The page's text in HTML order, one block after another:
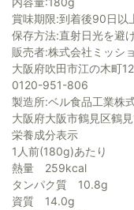
賞味期限:到着後90日以
保存方法:直射日光を避
販売者:株式会社ミッシ
大阪府吹田市江の木町
0120-951-806
製造所:ベル食品工業株
大阪府大阪市鶴見区鶴
栄養成分表示
1人前(180g)あたり
熱量 259kcal
タンパク質 10.8g
資質 14.0g